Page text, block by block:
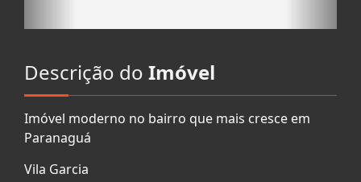
Descrição do Imóvel
Imóvel moderno no bairro que mais cresce em
Paranaguá
Vila Garcia